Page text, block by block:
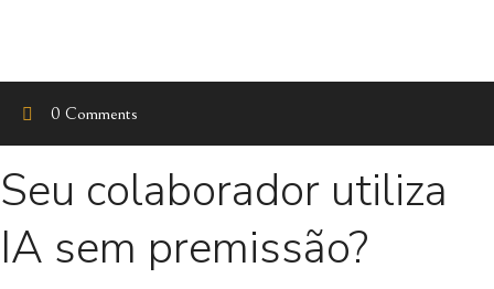
0 Comments
Seu colaborador utiliza
IA sem premissão?